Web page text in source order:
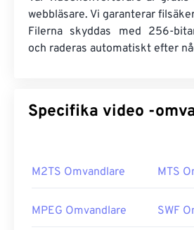
webbläsare. Vi garanterar
Filerna skyddas med 256-
och raderas automatiskt efter
Specifika video -
M2TS Omvandlare MTS
MPEG Omvandlare SWF